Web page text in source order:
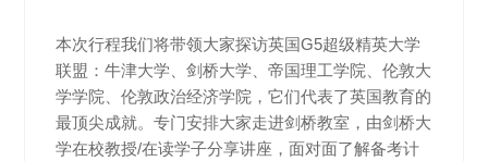
本次行程我们将带领大家探访英国G5超级精英大学
联盟：牛津大学、剑桥大学、帝国理工学院、伦敦大
学学院、伦敦政治经济学院，它们代表了英国教育的
最顶尖成就。专门安排大家走进剑桥教室，由剑桥大
学在校教授/在读学子分享讲座，面对面了解备考计